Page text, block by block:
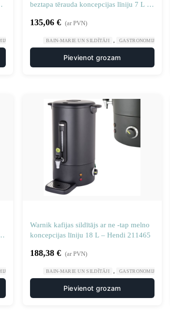
PLĪTIS UN DZĒRIENU UZPILDES IEKĀRTAS
beztapa tērauda koncepcijas līniju 7 L –
135,06 € (ar PVN)
BAIN-MARIE UN SILDĪTĀJI GASTRONOMIJA
Pievienot grozam
PLĪTIS UN DZĒRIENU UZPILDES IEKĀRTAS
Warnik kafijas sildītājs ar ne -tap melno
koncepcijas līniju 18 L – Hendi 211465
188,38 € (ar PVN)
BAIN-MARIE UN SILDĪTĀJI GASTRONOMIJA
Pievienot grozam